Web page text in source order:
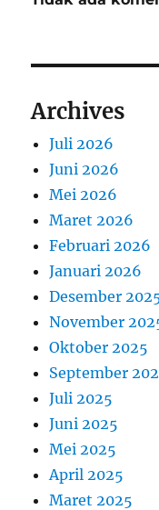
Archives
Juli 2026
Juni 2026
Mei 2026
Maret 2026
Februari 2026
Januari 2026
Desember
November
Oktober 2025
September
Juli 2025
Juni 2025
Mei 2025
April 2025
Maret 2025